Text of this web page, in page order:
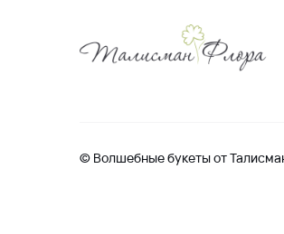
© Волшебные букеты от